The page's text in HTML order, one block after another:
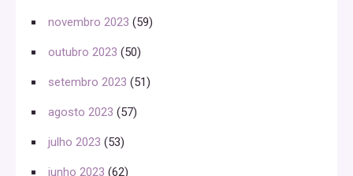
novembro 2023 (59)
outubro 2023 (50)
setembro 2023 (51)
agosto 2023 (57)
julho 2023 (53)
junho 2023 (62)